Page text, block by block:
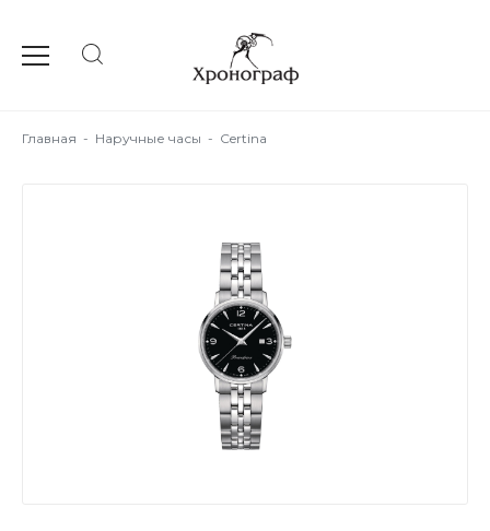
Главная - Наручные часы - Certina